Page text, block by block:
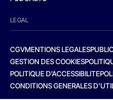
LEGAL
CGVMENTIONS LEGALES
GESTION DES COOKIES
POLITIQUE D’ACCESSIBILITE
CONDITIONS GENERALES